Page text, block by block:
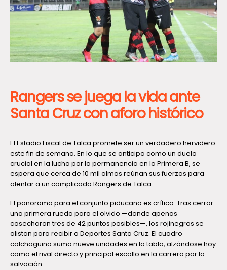
Rangers se juega la vida ante
Santa Cruz con aforo histórico
El Estadio Fiscal de Talca promete ser un verdadero hervidero
este fin de semana. En lo que se anticipa como un duelo
crucial en la lucha por la permanencia en la Primera B, se
espera que cerca de 10 mil almas reúnan sus fuerzas para
alentar a un complicado Rangers de Talca.
El panorama para el conjunto piducano es crítico. Tras cerrar
una primera rueda para el olvido —donde apenas
cosecharon tres de 42 puntos posibles—, los rojinegros se
alistan para recibir a Deportes Santa Cruz. El cuadro
colchagüino suma nueve unidades en la tabla, alzándose hoy
como el rival directo y principal escollo en la carrera por la
salvación.